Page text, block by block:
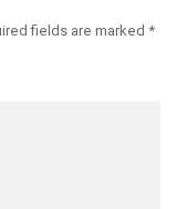
fields are marked *